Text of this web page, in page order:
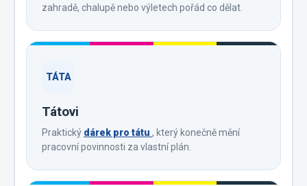
zahradě, chalupě nebo výletech pořád co dělat.
TÁTA
Tátovi
Praktický dárek pro tátu , který konečně mění
pracovní povinnosti za vlastní plán.